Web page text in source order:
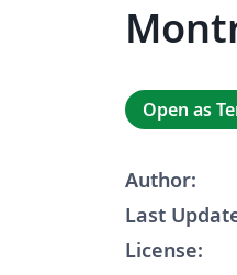
Open as
Author:
Last
License: